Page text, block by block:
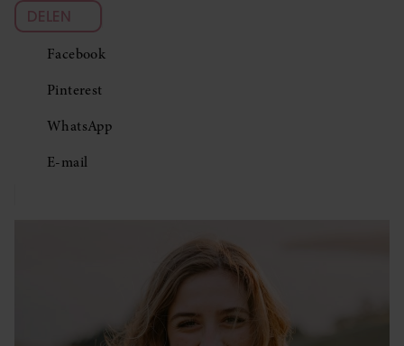
DELEN
Facebook
Pinterest
WhatsApp
E-mail